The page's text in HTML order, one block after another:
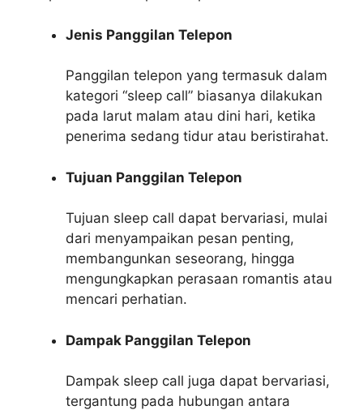
Jenis Panggilan Telepon
Panggilan telepon yang termasuk dalam
kategori “sleep call” biasanya dilakukan
pada larut malam atau dini hari, ketika
penerima sedang tidur atau beristirahat.
Tujuan Panggilan Telepon
Tujuan sleep call dapat bervariasi, mulai
dari menyampaikan pesan penting,
membangunkan seseorang, hingga
mengungkapkan perasaan romantis atau
mencari perhatian.
Dampak Panggilan Telepon
Dampak sleep call juga dapat bervariasi,
tergantung pada hubungan antara